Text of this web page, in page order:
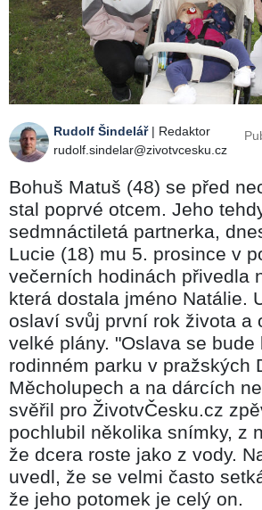
Rudolf Šindelář| Redaktor
rudolf.sindelar@zivotvcesku.cz
Bohuš Matuš (48) se před
stal poprvé otcem. Jeho
sedmnáctiletá partnerka,
Lucie (18) mu 5. prosince v
večerních hodinách přivedla
která dostala jméno Natálie.
oslaví svůj první rok života a
velké plány. "Oslava se bude
rodinném parku v pražských
Měcholupech a na dárcích
svěřil pro ŽivotvČesku.cz
pochlubil několika snímky, z
že dcera roste jako z vody.
uvedl, že se velmi často
že jeho potomek je celý on.